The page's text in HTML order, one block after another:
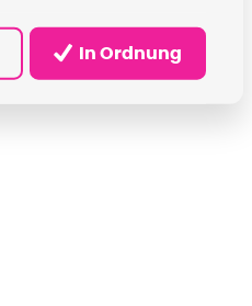
In Ordnung